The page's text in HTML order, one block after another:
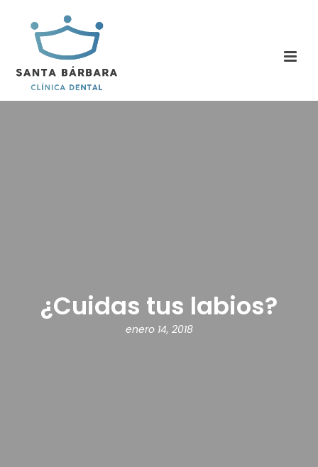
¿Cuidas tus labios?
enero 14, 2018